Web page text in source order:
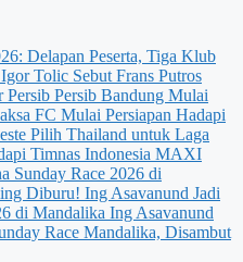
Delapan Peserta, Tiga Klub
Igor Tolic Sebut Frans Putros
Persib Persib Bandung Mulai
FC Mulai Persiapan Hadapi
Pilih Thailand untuk Laga
Timnas Indonesia MAXI
Sunday Race 2026 di
Diburu! Ing Asavanund Jadi
di Mandalika Ing Asavanund
Race Mandalika, Disambut